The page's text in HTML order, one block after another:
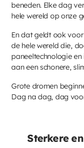
beneden. Elke dag
hele wereld op onze
En dat geldt ook
de hele wereld die,
paneeltechnologie
aan een schonere,
Grote dromen
Dag na dag, dag
Sterkere